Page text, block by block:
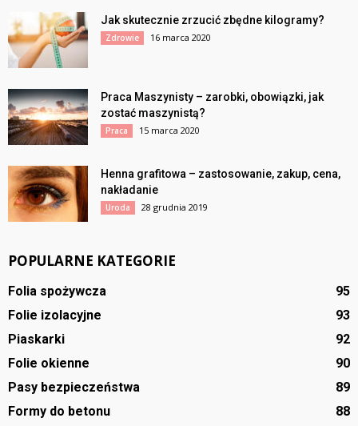
Jak skutecznie zrzucić zbędne kilogramy?
Zdrowie 16 marca 2020
Praca Maszynisty – zarobki, obowiązki, jak
zostać maszynistą?
Praca 15 marca 2020
Henna grafitowa – zastosowanie, zakup, cena,
nakładanie
Uroda 28 grudnia 2019
POPULARNE KATEGORIE
Folia spożywcza
95
Folie izolacyjne
93
Piaskarki
92
Folie okienne
90
Pasy bezpieczeństwa
89
Formy do betonu
88